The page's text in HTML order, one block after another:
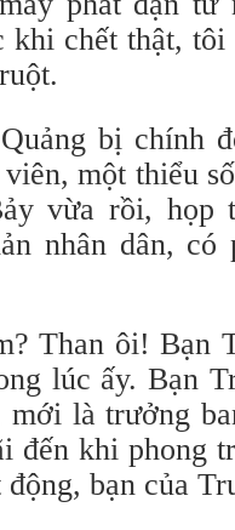
chết thật, tôi
bị chính
một thiểu
vừa rồi, họp
nhân dân,
Than ôi! Bạn
lúc ấy. Bạn
là trưởng
đến khi phong
bạn của